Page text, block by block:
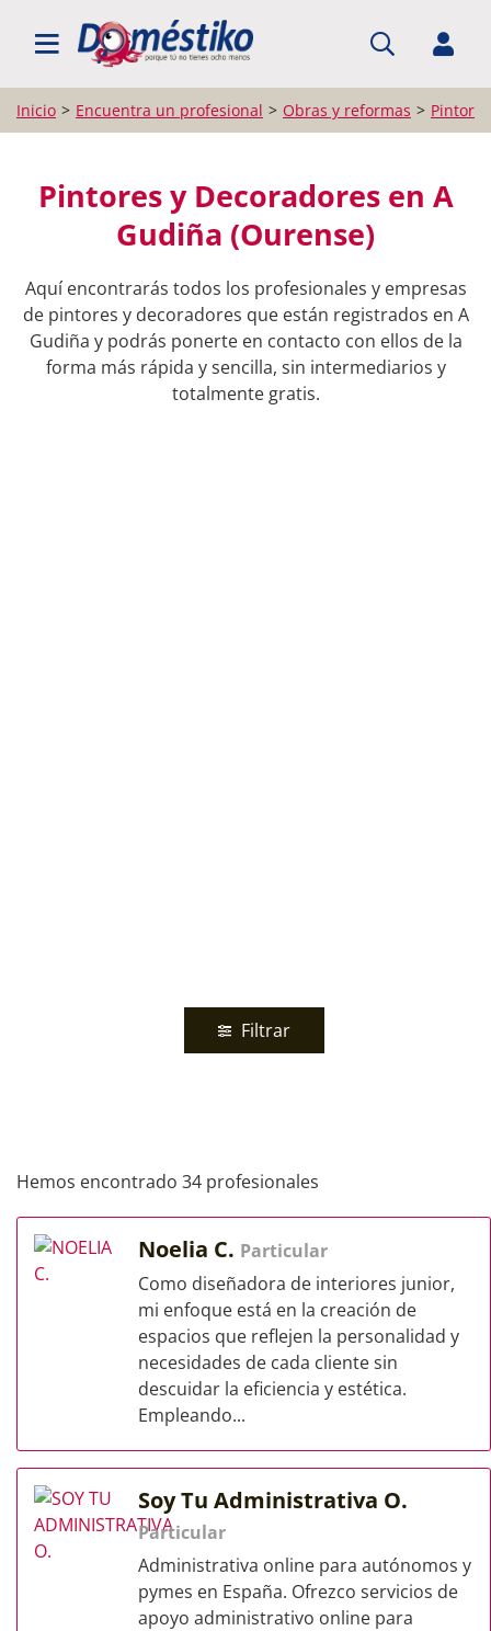
BUSCAR PROFESIONALES
Inicio Encuentra un profesional Obras y reformas
Pintores y Decoradores en A
Gudiña (Ourense)
Aquí encontrarás todos los profesionales y empresas
de pintores y decoradores que están registrados en A
Gudiña y podrás ponerte en contacto con ellos de la
forma más rápida y sencilla, sin intermediarios y
totalmente gratis.
Filtrar
Hemos encontrado 34 profesionales
Noelia C. Particular
Como diseñadora de interiores junior,
mi enfoque está en la creación de
espacios que reflejen la personalidad y
necesidades de cada cliente sin
descuidar la eficiencia y estética.
Empleando...
Soy Tu Administrativa O.
Particular
Administrativa online para autónomos y
pymes en España. Ofrezco servicios de
apoyo administrativo online para